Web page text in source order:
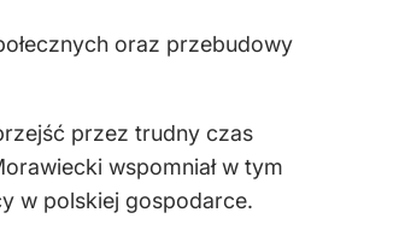
oraz przebudowy
przez trudny czas
wspomniał w tym
w polskiej gospodarce.